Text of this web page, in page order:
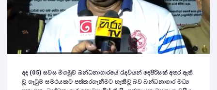
අද (05) සවස මීගමුව බන්ධනාගාරයේ රැඳවියන් දෙපිරිසක් අතර ඇති
වූ ගැටුම සමථයකට පත්කරගැනීමට හැකිවූ බව බන්ධනාගාර මධ්‍ය